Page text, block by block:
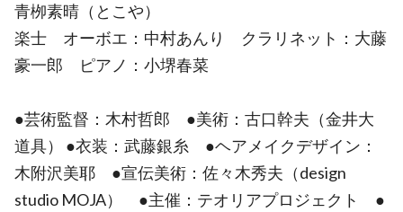
青栁素晴（とこや）
楽士 オーボエ：中村あんり クラリネット：大藤
豪一郎 ピアノ：小堺春菜
●芸術監督：木村哲郎 ●美術：古口幹夫（金井大
道具） ●衣装：武藤銀糸 ●ヘアメイクデザイン：
木附沢美耶 ●宣伝美術：佐々木秀夫（design
studio MOJA） ●主催：テオリアプロジェクト ●